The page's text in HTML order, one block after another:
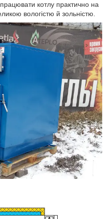
котлу практично на
вологістю й зольністю.